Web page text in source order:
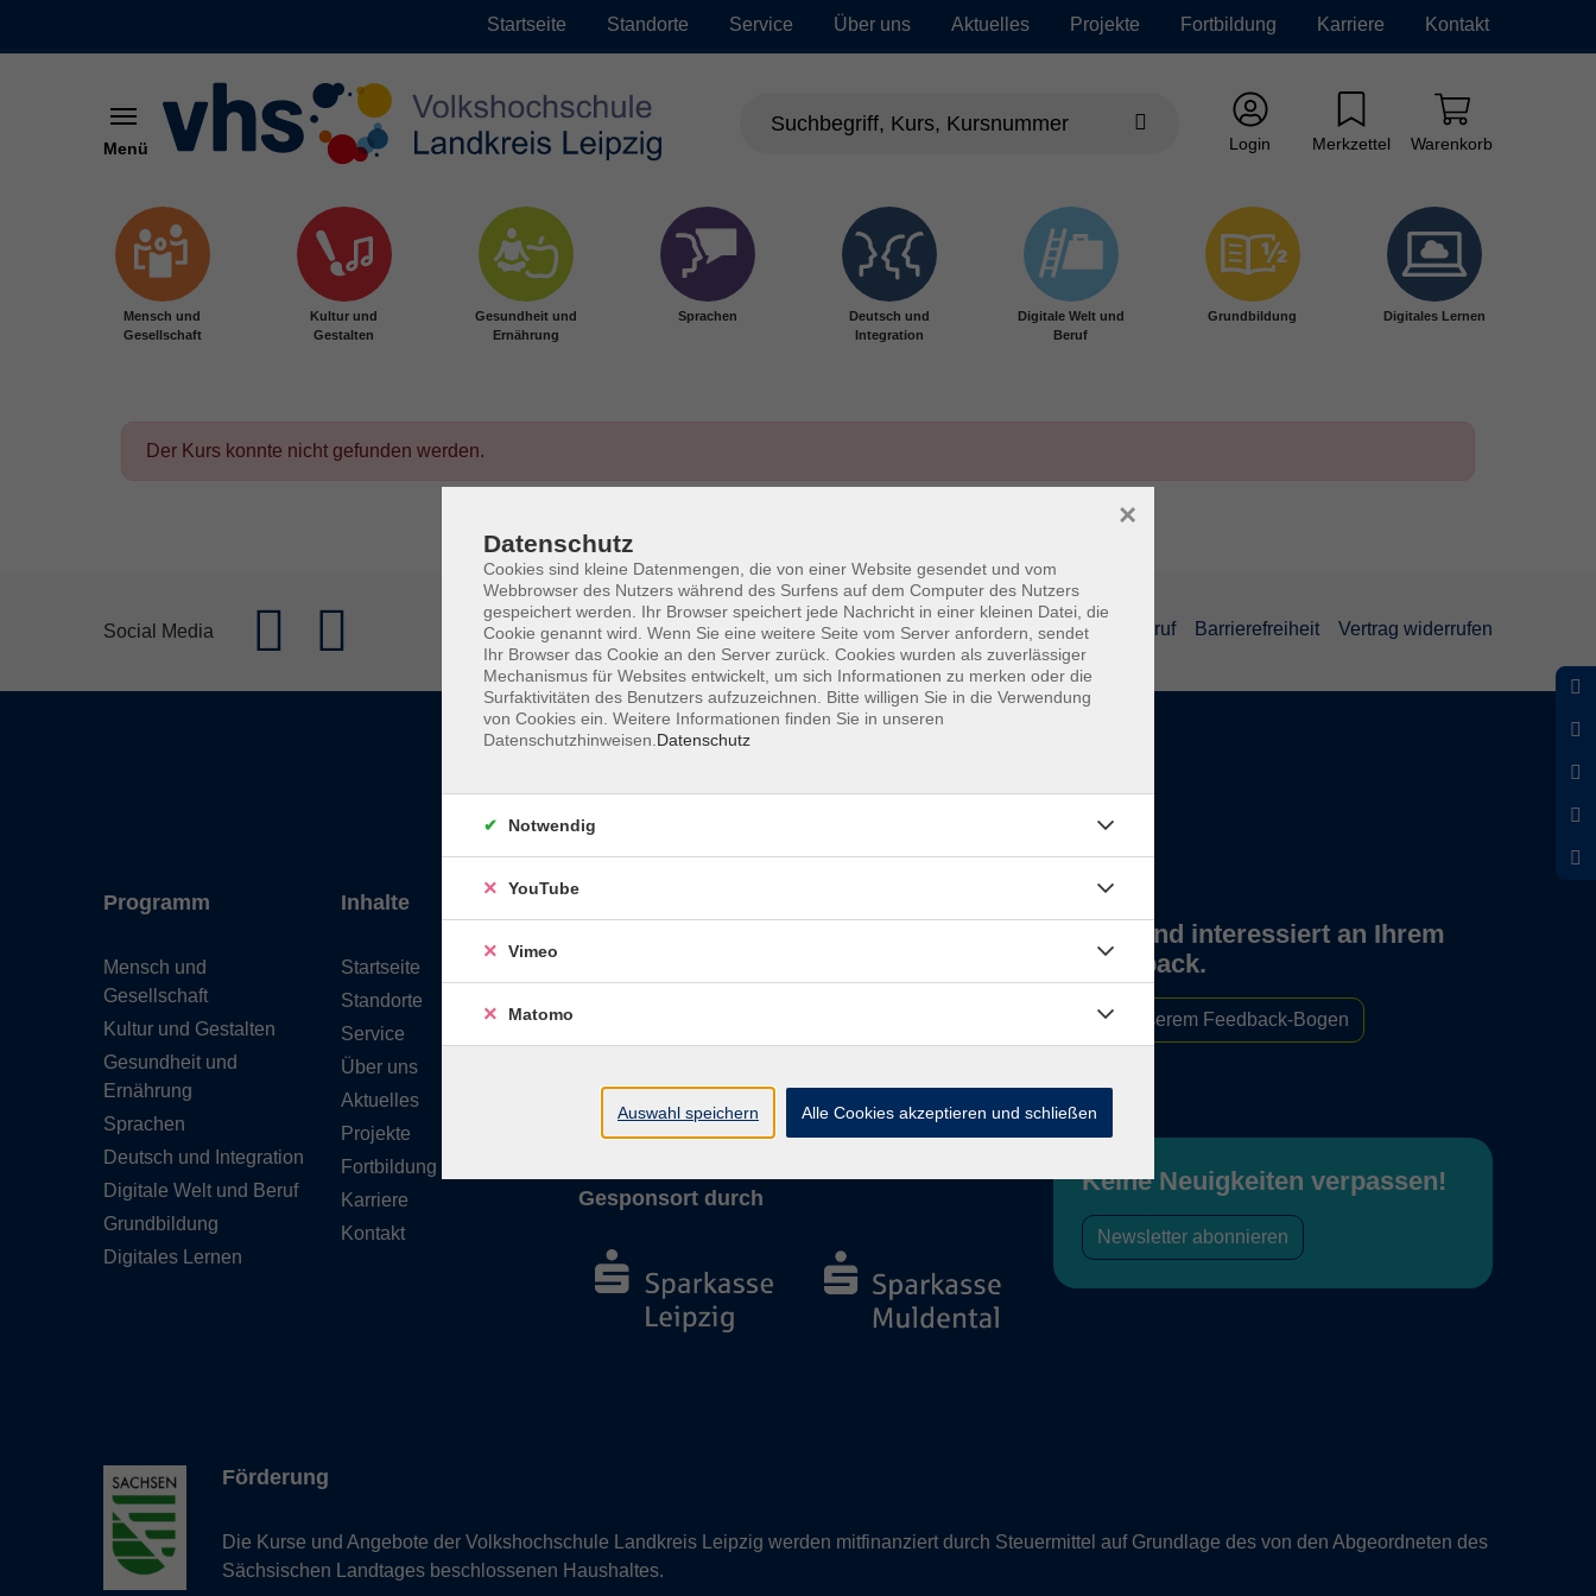
Startseite Standorte Service Über uns Aktuelles Projekte Fortbildung Karriere Kontakt
Menü Login Merkzettel Warenkorb
Mensch und
Gesellschaft
Kultur und
Gestalten
Gesundheit und
Ernährung
Sprachen
Deutsch und
Integration
Digitale Welt und
Beruf
Grundbildung Digitales Lernen
Der Kurs konnte nicht gefunden werden.
Social Media Impressum Datenschutzerklärung AGB und Widerruf Barrierefreiheit Vertrag widerrufen
Programm
Mensch und
Gesellschaft
Kultur und Gestalten
Gesundheit und
Ernährung
Sprachen
Deutsch und Integration
Digitale Welt und Beruf
Grundbildung
Digitales Lernen
Inhalte
Startseite
Standorte
Service
Über uns
Aktuelles
Projekte
Fortbildung
Karriere
Kontakt
Gesponsort durch
Wir sind interessiert an Ihrem
Feedback.
Zu unserem Feedback-Bogen
Keine Neuigkeiten verpassen!
Newsletter abonnieren
Förderung
Die Kurse und Angebote der Volkshochschule Landkreis Leipzig werden mitfinanziert durch Steuermittel auf Grundlage des von den Abgeordneten des
Sächsischen Landtages beschlossenen Haushaltes.
Datenschutz
Cookies sind kleine Datenmengen, die von einer Website gesendet und vom
Webbrowser des Nutzers während des Surfens auf dem Computer des Nutzers
gespeichert werden. Ihr Browser speichert jede Nachricht in einer kleinen Datei, die
Cookie genannt wird. Wenn Sie eine weitere Seite vom Server anfordern, sendet
Ihr Browser das Cookie an den Server zurück. Cookies wurden als zuverlässiger
Mechanismus für Websites entwickelt, um sich Informationen zu merken oder die
Surfaktivitäten des Benutzers aufzuzeichnen. Bitte willigen Sie in die Verwendung
von Cookies ein. Weitere Informationen finden Sie in unseren
Datenschutzhinweisen. Datenschutz
×
Notwendig
YouTube
Vimeo
Matomo
Auswahl speichern Alle Cookies akzeptieren und schließen